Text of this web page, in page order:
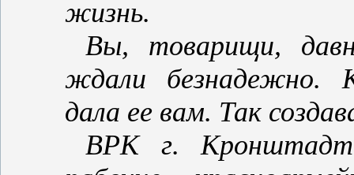
жизнь.
Вы, товарищи,
ждали безнадежно.
дала ее вам. Так
ВРК г.